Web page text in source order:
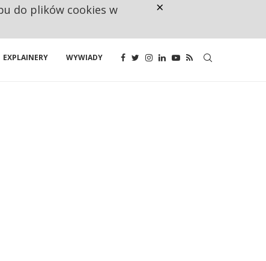
EXPLAINERY WYWIADY
do plików cookies w
×